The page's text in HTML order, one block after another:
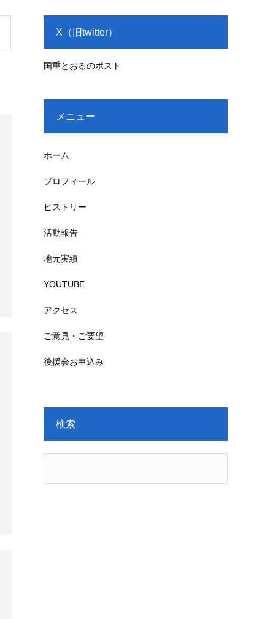
X（旧twitter）
国重とおるのポスト
メニュー
ホーム
プロフィール
ヒストリー
活動報告
地元実績
YOUTUBE
アクセス
ご意見・ご要望
後援会お申込み
検索